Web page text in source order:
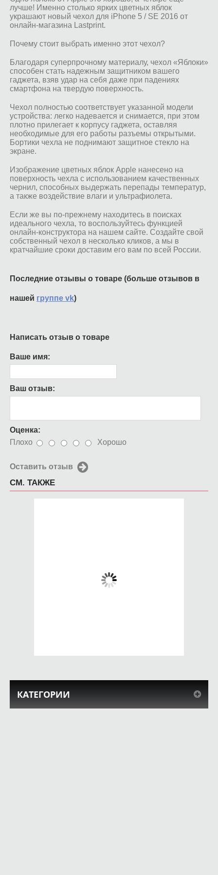
лучше! Именно столько ярких цветных яблок
украшают новый чехол для iPhone 5 / SE 2016 от
онлайн-магазина Lastprint.
Почему стоит выбрать именно этот чехол?
Благодаря суперпрочному материалу, чехол «Яблоки»
способен стать надежным защитником вашего
гаджета, взяв удар на себя даже при падениях
смартфона на твердую поверхность.
Чехол полностью соответствует указанной модели
устройства: легко надевается и снимается, при этом
плотно прилегает к корпусу гаджета, оставляя
необходимые для его работы разъемы открытыми.
Бортики чехла не поднимают защитное стекло на
экране.
Изображение цветных яблок Apple нанесено на
поверхность чехла с использованием качественных
чернил, способных выдержать перепады температур,
а также воздействие влаги и ультрафиолета.
Если же вы по-прежнему находитесь в поисках
идеального чехла, то воспользуйтесь функцией
онлайн-конструктора на нашем сайте. Создайте свой
собственный чехол в несколько кликов, а мы в
кратчайшие сроки доставим его вам по всей России.
Последние отзывы о товаре (больше отзывов в
нашей группе vk)
Написать отзыв о товаре
Ваше имя:
Ваш отзыв:
Оценка:
Плохо
Хорошо
Оставить отзыв
СМ. ТАКЖЕ
КАТЕГОРИИ